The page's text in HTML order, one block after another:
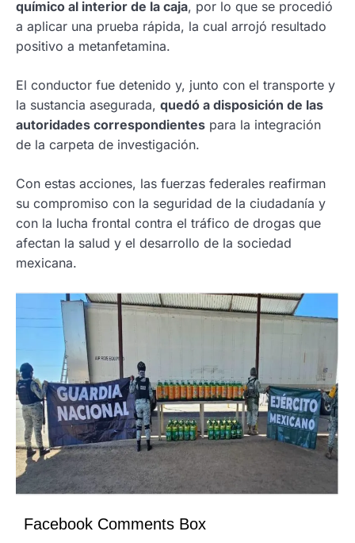
químico al interior de la caja, por lo que se procedió
a aplicar una prueba rápida, la cual arrojó resultado
positivo a metanfetamina.
El conductor fue detenido y, junto con el transporte y
la sustancia asegurada, quedó a disposición de las
autoridades correspondientes para la integración
de la carpeta de investigación.
Con estas acciones, las fuerzas federales reafirman
su compromiso con la seguridad de la ciudadanía y
con la lucha frontal contra el tráfico de drogas que
afectan la salud y el desarrollo de la sociedad
mexicana.
Facebook Comments Box